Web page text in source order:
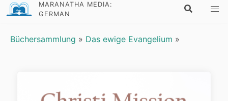
MARANATHA MEDIA:
GERMAN
Büchersammlung » Das ewige Evangelium »